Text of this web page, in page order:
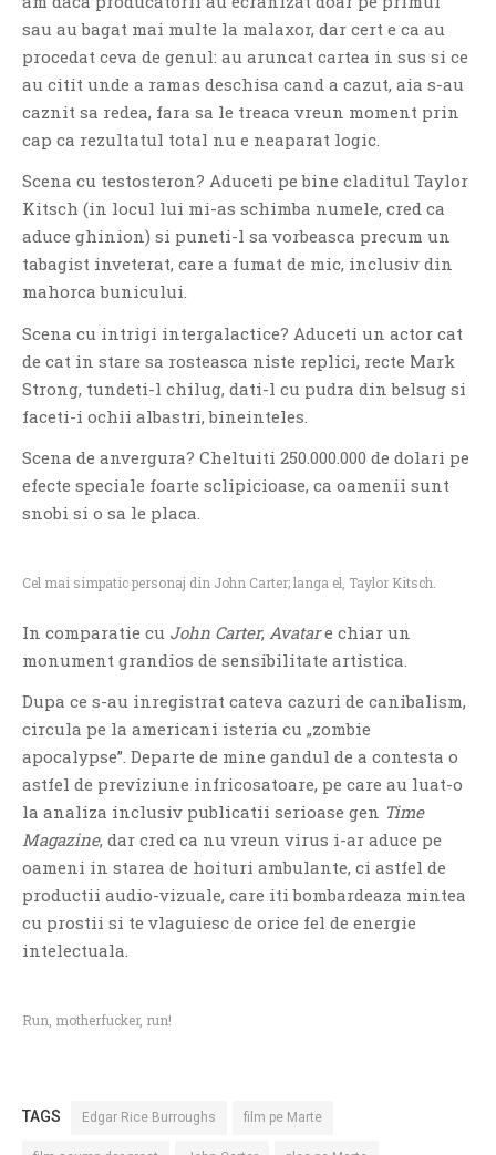
PAGINI
Clasicul „Despre mine…”
Contact
Albastra!
Acrostics!
PRIETENI APROPIATI
Victor Sosea – Designer
GloryBox.ro
Filme-Carti.ro
sau au bagat mai multe la malaxor, dar cert e ca au
procedat ceva de genul: au aruncat cartea in sus si ce
au citit unde a ramas deschisa cand a cazut, aia s-au
caznit sa redea, fara sa le treaca vreun moment prin
cap ca rezultatul total nu e neaparat logic.
Scena cu testosteron? Aduceti pe bine claditul Taylor
Kitsch (in locul lui mi-as schimba numele, cred ca
aduce ghinion) si puneti-l sa vorbeasca precum un
tabagist inveterat, care a fumat de mic, inclusiv din
mahorca bunicului.
Scena cu intrigi intergalactice? Aduceti un actor cat
de cat in stare sa rosteasca niste replici, recte Mark
Strong, tundeti-l chilug, dati-l cu pudra din belsug si
faceti-i ochii albastri, bineinteles.
Scena de anvergura? Cheltuiti 250.000.000 de dolari pe
efecte speciale foarte sclipicioase, ca oamenii sunt
snobi si o sa le placa.
Cel mai simpatic personaj din John Carter; langa el, Taylor Kitsch.
In comparatie cu John Carter, Avatare chiar un
monument grandios de sensibilitate artistica.
Dupa ce s-au inregistrat cateva cazuri de canibalism,
circula pe la americani isteria cu „zombie
apocalypse”. Departe de mine gandul de a contesta o
astfel de previziune infricosatoare, pe care au luat-o
la analiza inclusiv publicatii serioase gen Time
Magazine, dar cred ca nu vreun virus i-ar aduce pe
oameni in starea de hoituri ambulante, ci astfel de
productii audio-vizuale, care iti bombardeaza mintea
cu prostii si te vlaguiesc de orice fel de energie
intelectuala.
Run, motherfucker, run!
TAGS Edgar Rice Burroughs film pe Marte